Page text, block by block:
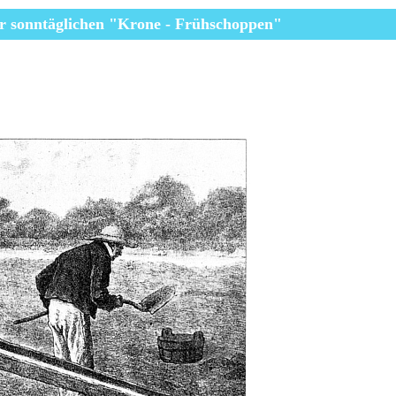
sonntäglichen "Krone - Frühschoppen"